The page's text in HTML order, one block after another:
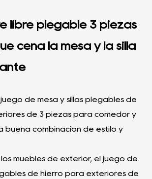
libre plegable 3 piezas
cena la mesa y la silla
de mesa y sillas plegables de
de 3 piezas para comedor y
buena combinación de estilo y
muebles de exterior, el juego de
de hierro para exteriores de